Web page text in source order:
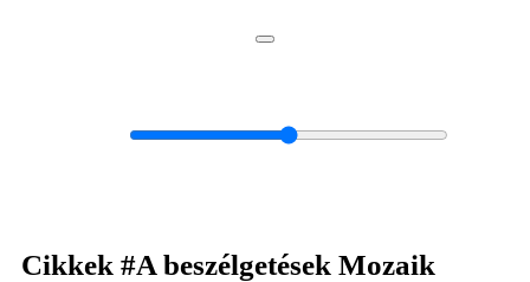
Cikkek #A beszélgetések Mozaik